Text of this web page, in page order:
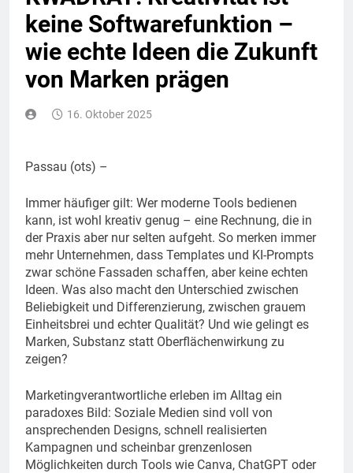
keine Softwarefunktion –
wie echte Ideen die Zukunft
von Marken prägen
16. Oktober 2025
Passau (ots) –
Immer häufiger gilt: Wer moderne Tools bedienen
kann, ist wohl kreativ genug – eine Rechnung, die in
der Praxis aber nur selten aufgeht. So merken immer
mehr Unternehmen, dass Templates und KI-Prompts
zwar schöne Fassaden schaffen, aber keine echten
Ideen. Was also macht den Unterschied zwischen
Beliebigkeit und Differenzierung, zwischen grauem
Einheitsbrei und echter Qualität? Und wie gelingt es
Marken, Substanz statt Oberflächenwirkung zu
zeigen?
Marketingverantwortliche erleben im Alltag ein
paradoxes Bild: Soziale Medien sind voll von
ansprechenden Designs, schnell realisierten
Kampagnen und scheinbar grenzenlosen
Möglichkeiten durch Tools wie Canva, ChatGPT oder